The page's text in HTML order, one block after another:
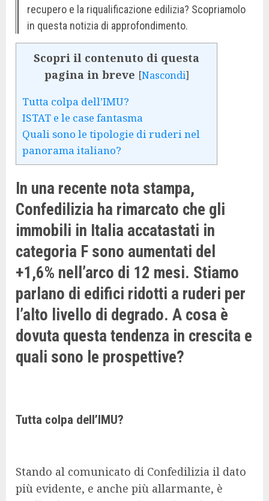
recupero e la riqualificazione edilizia? Scopriamolo
in questa notizia di approfondimento.
Scopri il contenuto di questa
pagina in breve [Nascondi]
Tutta colpa dell’IMU?
ISTAT e le case fantasma
Quali sono le tipologie di ruderi nel
panorama italiano?
In una recente nota stampa,
Confedilizia ha rimarcato che gli
immobili in Italia accatastati in
categoria F sono aumentati del
+1,6% nell’arco di 12 mesi. Stiamo
parlano di edifici ridotti a ruderi per
l’alto livello di degrado. A cosa è
dovuta questa tendenza in crescita e
quali sono le prospettive?
Tutta colpa dell’IMU?
Stando al comunicato di Confedilizia il dato
più evidente, e anche più allarmante, è